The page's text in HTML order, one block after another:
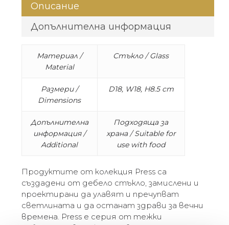
Описание
Допълнителна информация
Материал /
Material
Стъкло / Glass
Размери /
Dimensions
D18, W18, H8.5 cm
Допълнителна
информация /
Additional
Подходяща за
храна / Suitable for
use with food
Продуктите от колекция Press са
създадени от дебело стъкло, замислени и
проектирани да улавят и пречупват
светлината и да останат здрави за вечни
времена. Press е серия от тежки